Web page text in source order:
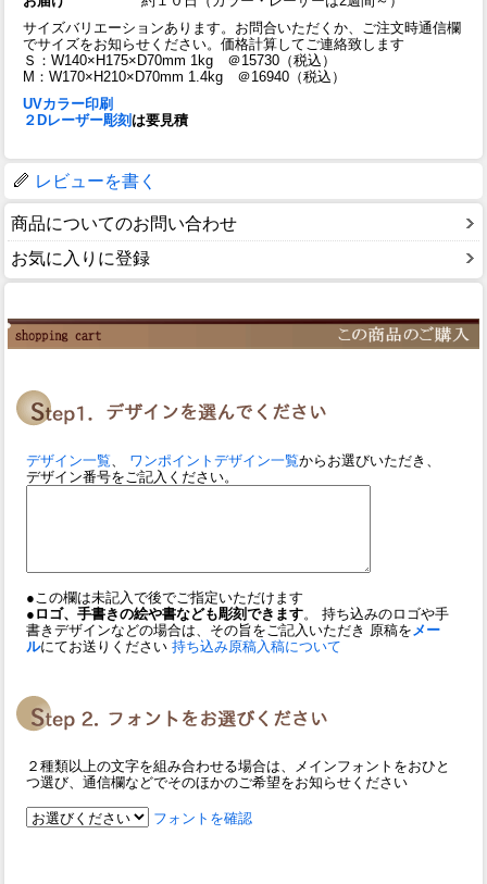
サイズバリエーションあります。お問合いただくか、ご注文時通信欄
でサイズをお知らせください。価格計算してご連絡致します
Ｓ：W140×H175×D70mm 1kg ＠15730（税込）
M：W170×H210×D70mm 1.4kg ＠16940（税込）
UVカラー印刷
２Dレーザー彫刻 は要見積
レビューを書く
商品についてのお問い合わせ
お気に入りに登録
デザイン一覧、 ワンポイントデザイン一覧からお選びいただき、
デザイン番号をご記入ください。
●この欄は未記入で後でご指定いただけます
●ロゴ、手書きの絵や書なども彫刻できます。 持ち込みのロゴや手
書きデザインなどの場合は、その旨をご記入いただき 原稿をメー
ルにてお送りください 持ち込み原稿入稿について
２種類以上の文字を組み合わせる場合は、メインフォントをおひと
つ選び、通信欄などでそのほかのご希望をお知らせください
フォントを確認